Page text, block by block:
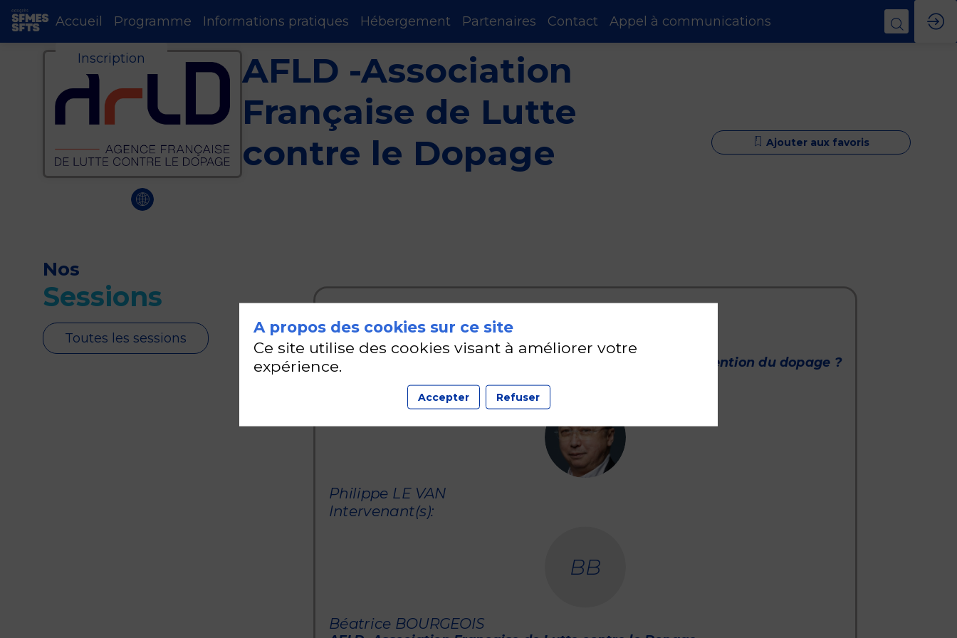
Accueil Programme Informations pratiques Hébergement Partenaires Contact Appel à communications
Inscription
Ajouter aux favoris
AFLD -Association
Française de Lutte
contre le Dopage
Nos
Sessions
Toutes les sessions
17 sept. 2026
16:3018:00
Comment mieux associer les médecins du sport à la prévention du dopage ?
Modérateur(s):
PLV
Philippe LE VAN
Intervenant(s):
BB
Béatrice BOURGEOIS
A propos des cookies sur ce site
Ce site utilise des cookies visant à améliorer votre
expérience.
Accepter Refuser